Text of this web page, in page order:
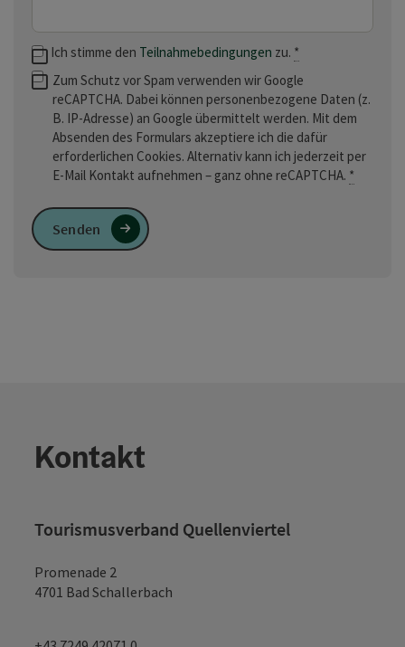
Ich stimme den Teilnahmebedingungen zu. *
Zum Schutz vor Spam verwenden wir Google
reCAPTCHA. Dabei können personenbezogene Daten (z.
B. IP-Adresse) an Google übermittelt werden. Mit dem
Absenden des Formulars akzeptiere ich die dafür
erforderlichen Cookies. Alternativ kann ich jederzeit per
E-Mail Kontakt aufnehmen – ganz ohne reCAPTCHA. *
Senden
Kontakt
Tourismusverband Quellenviertel
Promenade 2
4701 Bad Schallerbach